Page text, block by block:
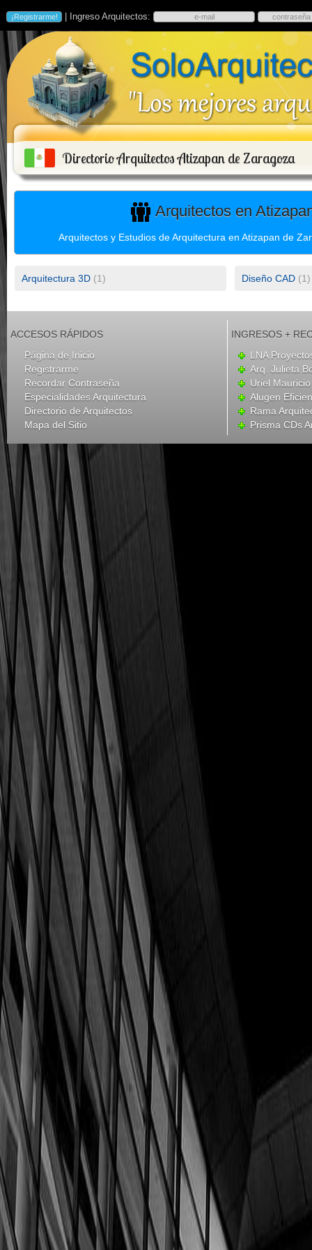
| Ingreso Arquitectos:
Directorio Arquitectos Atizapan de Zaragoza
Arquitectos en
Arquitectos y Estudios de Arquitectura en Atizapan de
Arquitectura 3D (1) Diseño CAD (1)
ACCESOS RÁPIDOS
Página de Inicio
Registrarme
Recordar Contraseña
Especialidades Arquitectura
Directorio de Arquitectos
Mapa del Sitio
INGRESOS +
LNA
Arq. Julieta
Uriel
Alugen
Rama
Prisma CDs